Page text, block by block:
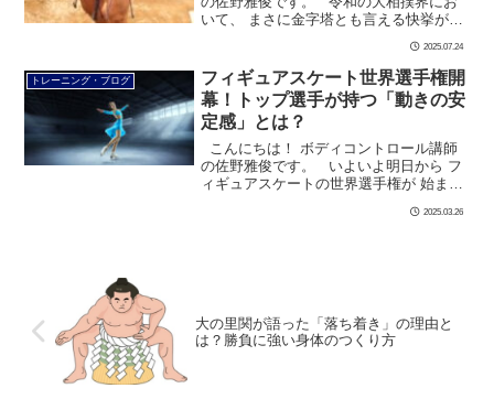
いて、 まさに金字塔とも言える快挙が生
まれました。 40歳8カ月の平幕・玉鷲関
が、 新横綱・大の里関を堂々と突き落と
[…]
2025.07.24
トレーニング・ブログ
フィギュアスケート世界選手権開
幕！トップ選手が持つ「動きの安
定感」とは？
こんにちは！ ボディコントロール講師
の佐野雅俊です。 いよいよ明日から フ
ィギュアスケートの世界選手権が 始まり
2025.03.26
大の里関が語った「落ち着き」の理由と
は？勝負に強い身体のつくり方